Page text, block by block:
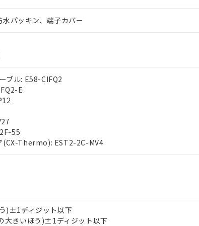
パッキン、端子カバー
ブル: E58-CIFQ2
E
55
(CX-Thermo): EST2-2C-MV4
)±1ディジット以下
きいほう)±1ディジット以下